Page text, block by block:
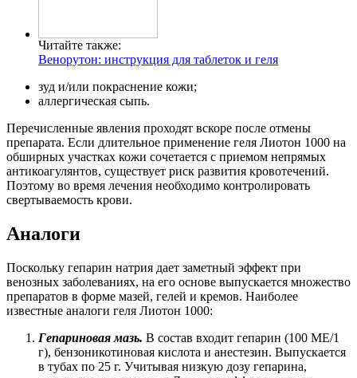
Читайте также:
Венорутон: инструкция для таблеток и геля
зуд и/или покраснение кожи;
аллергическая сыпь.
Перечисленные явления проходят вскоре после отмены
препарата. Если длительное применение геля Лиотон 1000 на
обширных участках кожи сочетается с приемом непрямых
антикоагулянтов, существует риск развития кровотечений.
Поэтому во время лечения необходимо контролировать
свертываемость крови.
Аналоги
Поскольку гепарин натрия дает заметный эффект при
венозных заболеваниях, на его основе выпускается множество
препаратов в форме мазей, гелей и кремов. Наиболее
известные аналоги геля Лиотон 1000:
Гепариновая мазь. В состав входит гепарин (100 МЕ/1
г), бензоникотиновая кислота и анестезин. Выпускается
в тубах по 25 г. Учитывая низкую дозу гепарина,